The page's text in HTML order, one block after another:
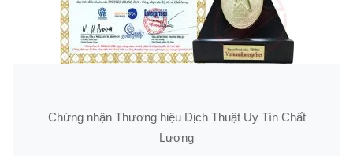
Chứng nhận Thương hiệu Dịch Thuật Uy Tín Chất
Lượng